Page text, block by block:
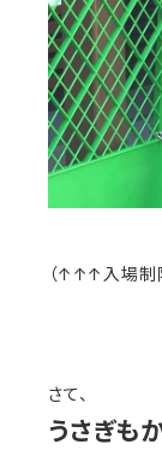
（↑↑↑入場制
さて、
うさぎも